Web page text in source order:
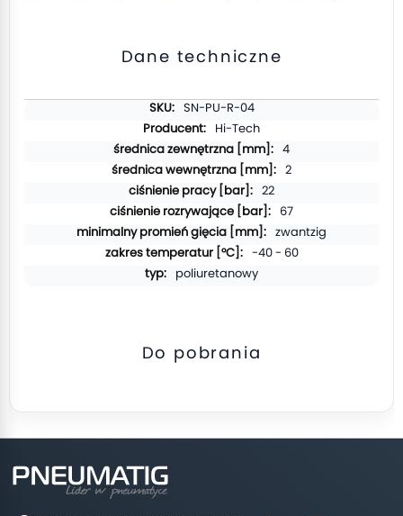
Dane techniczne
SN-PU-R-04
Hi-Tech
4
2
22
67
zwantzig
-40 - 60
poliuretanowy
Do pobrania